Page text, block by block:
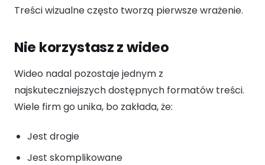
Treści wizualne często tworzą pierwsze wrażenie.
Nie korzystasz z wideo
Wideo nadal pozostaje jednym z
najskuteczniejszych dostępnych formatów treści.
Wiele firm go unika, bo zakłada, że:
Jest drogie
Jest skomplikowane